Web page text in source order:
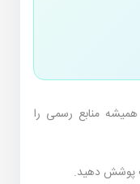
همیشه منابع رسمی را
پوشش دهید.